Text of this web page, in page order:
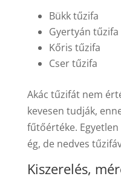
Bükk tűzifa
Gyertyán tűzifa
Kőris tűzifa
Cser tűzifa
Akác tűzifát nem
kevesen tudják,
fűtőértéke.
ég, de nedves
Kiszerelés,